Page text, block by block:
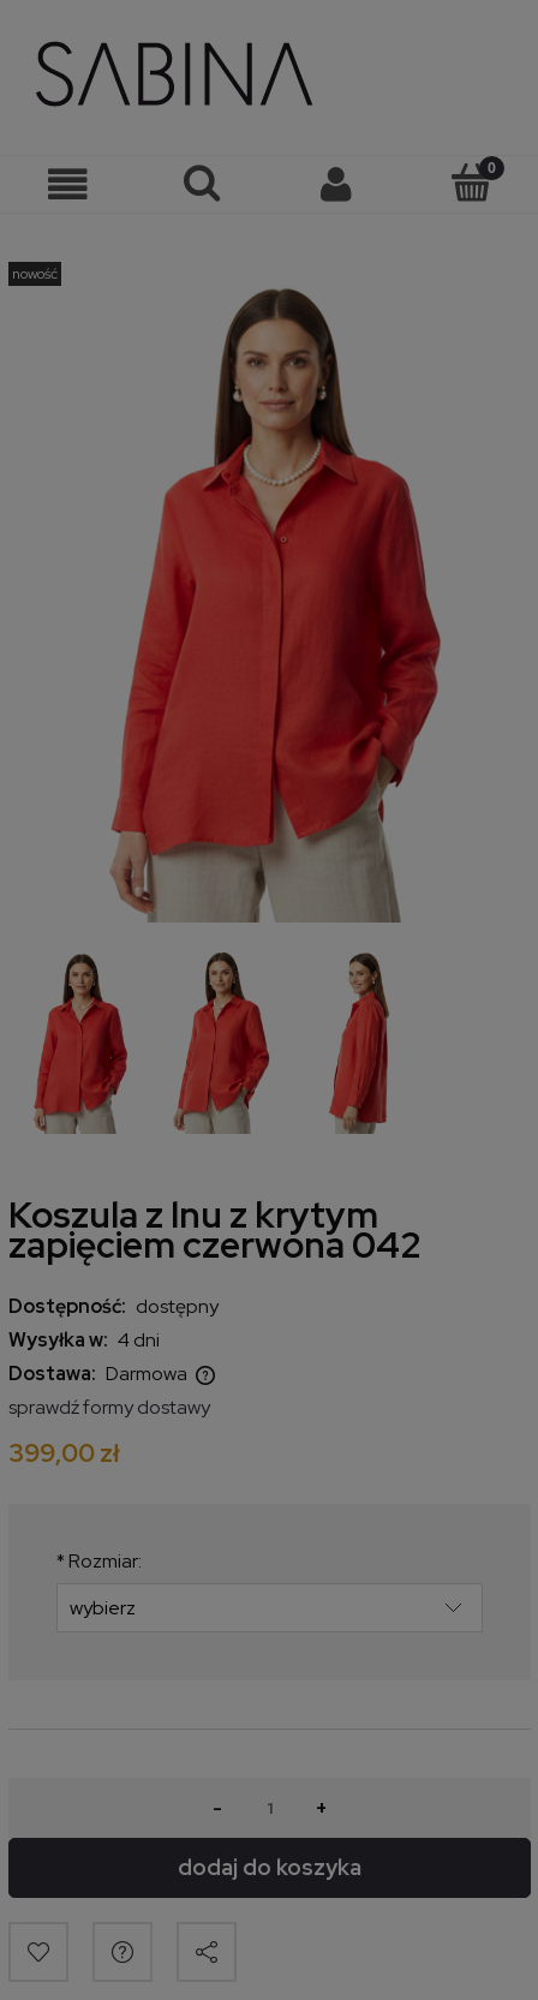
nowość
Koszula z lnu z krytym
zapięciem czerwona 042
Dostępność: dostępny
Wysyłka w: 4 dni
Dostawa: Darmowa
Cena nie zawiera ewentualnych kosztów płatności
sprawdź formy dostawy
399,00 zł
* Rozmiar:
- +
dodaj do koszyka